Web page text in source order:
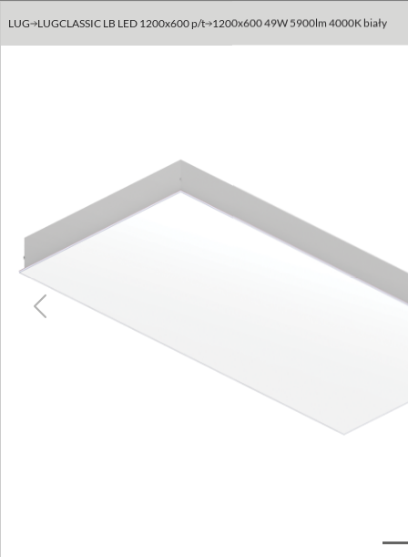
LUG LUGCLASSIC LB LED 1200x600 p/t 1200x600 49W 5900lm 4000K biały
Previous